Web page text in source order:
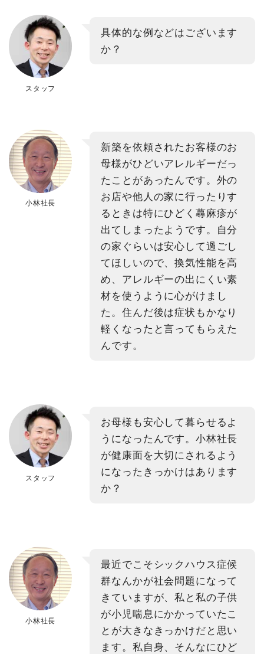
スタッフ
具体的な例などはございます
か？
小林社長
新築を依頼されたお客様のお
母様がひどいアレルギーだっ
たことがあったんです。外の
お店や他人の家に行ったりす
るときは特にひどく蕁麻疹が
出てしまったようです。自分
の家ぐらいは安心して過ごし
てほしいので、換気性能を高
め、アレルギーの出にくい素
材を使うように心がけまし
た。住んだ後は症状もかなり
軽くなったと言ってもらえた
んです。
スタッフ
お母様も安心して暮らせるよ
うになったんです。小林社長
が健康面を大切にされるよう
になったきっかけはあります
か？
小林社長
最近でこそシックハウス症候
群なんかが社会問題になって
きていますが、私と私の子供
が小児喘息にかかっていたこ
とが大きなきっかけだと思い
ます。私自身、そんなにひど